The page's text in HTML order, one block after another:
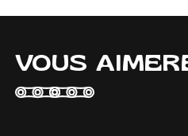
VOUS